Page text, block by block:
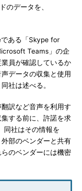
のデータを、
ある「Skype for
Teams」の企
員が確認しているか
データの収集と使用
社は述べる。
訳など音声を利用す
する前に、許諾を求
同社はその情報を
外部のベンダーと共有
のベンダーには機密